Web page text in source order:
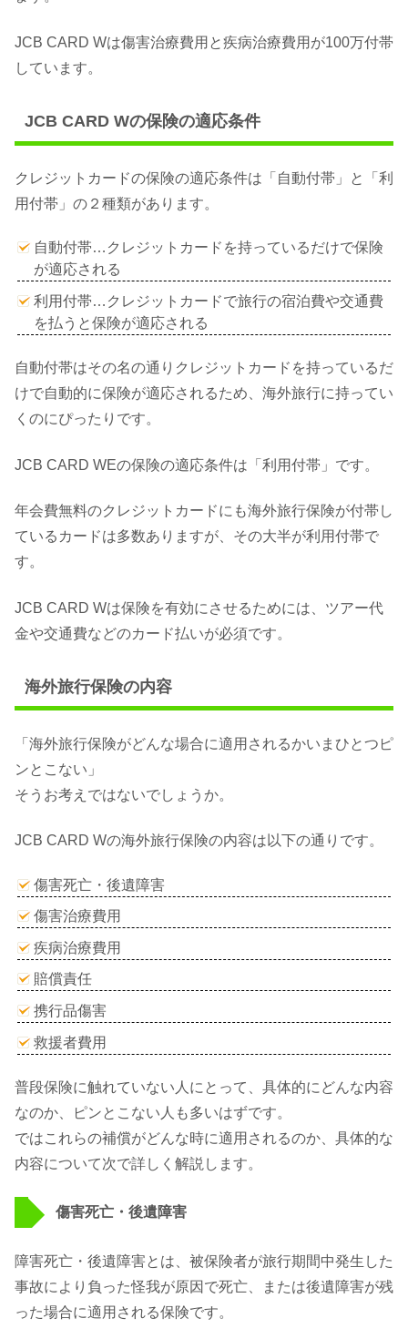
JCB CARD Wは傷害治療費用と疾病治療費用が100万付帯
しています。
JCB CARD Wの保険の適応条件
クレジットカードの保険の適応条件は「自動付帯」と「利
用付帯」の２種類があります。
自動付帯…クレジットカードを持っているだけで保険
が適応される
利用付帯…クレジットカードで旅行の宿泊費や交通費
を払うと保険が適応される
自動付帯はその名の通りクレジットカードを持っているだ
けで自動的に保険が適応されるため、海外旅行に持ってい
くのにぴったりです。
JCB CARD WEの保険の適応条件は「利用付帯」です。
年会費無料のクレジットカードにも海外旅行保険が付帯し
ているカードは多数ありますが、その大半が利用付帯で
す。
JCB CARD Wは保険を有効にさせるためには、ツアー代
金や交通費などのカード払いが必須です。
海外旅行保険の内容
「海外旅行保険がどんな場合に適用されるかいまひとつピ
ンとこない」
そうお考えではないでしょうか。
JCB CARD Wの海外旅行保険の内容は以下の通りです。
傷害死亡・後遺障害
傷害治療費用
疾病治療費用
賠償責任
携行品傷害
救援者費用
普段保険に触れていない人にとって、具体的にどんな内容
なのか、ピンとこない人も多いはずです。
ではこれらの補償がどんな時に適用されるのか、具体的な
内容について次で詳しく解説します。
傷害死亡・後遺障害
障害死亡・後遺障害とは、被保険者が旅行期間中発生した
事故により負った怪我が原因で死亡、または後遺障害が残
った場合に適用される保険です。